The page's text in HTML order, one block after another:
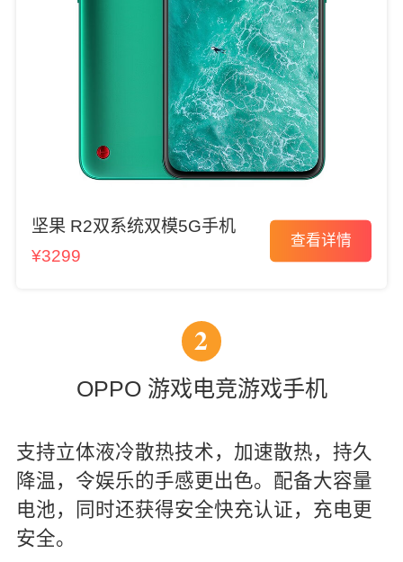
坚果 R2双系统双模5G手机
¥3299
查看详情
2
OPPO 游戏电竞游戏手机
支持立体液冷散热技术，加速散热，持久
降温，令娱乐的手感更出色。配备大容量
电池，同时还获得安全快充认证，充电更
安全。